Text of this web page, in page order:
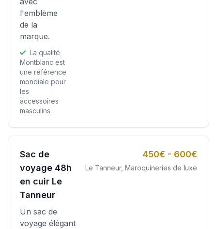
l'emblème
de la
marque.
La qualité
Montblanc est
une référence
mondiale pour
les
accessoires
masculins.
Sac de
voyage 48h
en cuir Le
Tanneur
Un sac de
voyage élégant
450€ - 600€
Le Tanneur, Maroquineries de luxe